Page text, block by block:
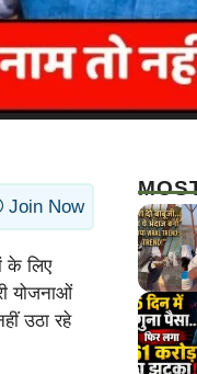
Join Now
के लिए
योजनाओं
उठा रहे